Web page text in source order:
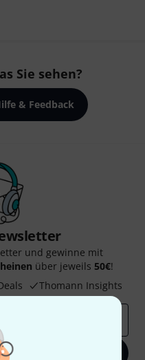
Sie sehen?
& Feedback
und gewinne mit
über jeweils 50€!
Thomann Insights